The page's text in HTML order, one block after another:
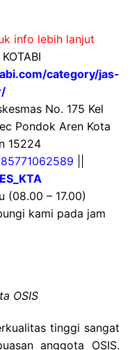
info lebih lanjut
category/jas-
No. 175 Kel
Pondok Aren Kota
15224
(08.00 – 17.00)
kami pada jam
OSIS
tinggi sangat
anggota OSIS.